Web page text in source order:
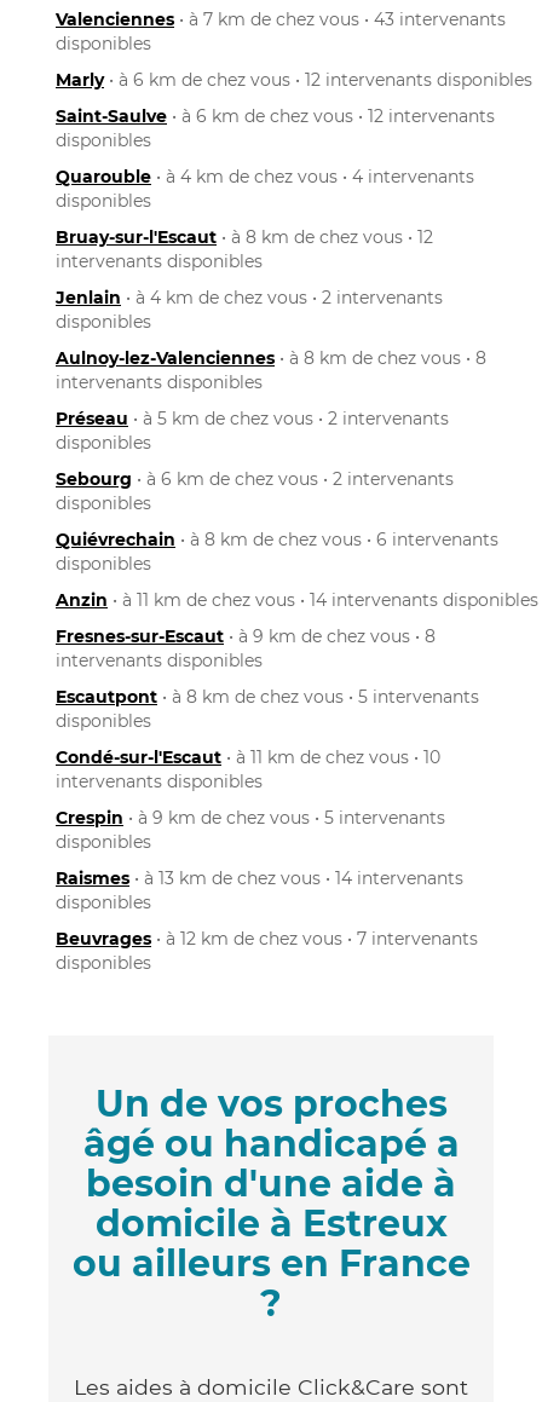
Valenciennes • à 7 km de chez vous • 43 intervenants
disponibles
Marly• à 6 km de chez vous • 12 intervenants disponibles
Saint-Saulve • à 6 km de chez vous • 12 intervenants
disponibles
Quarouble • à 4 km de chez vous • 4 intervenants
disponibles
Bruay-sur-l'Escaut • à 8 km de chez vous • 12
intervenants disponibles
Jenlain • à 4 km de chez vous • 2 intervenants
disponibles
Aulnoy-lez-Valenciennes • à 8 km de chez vous • 8
intervenants disponibles
Préseau • à 5 km de chez vous • 2 intervenants
disponibles
Sebourg • à 6 km de chez vous • 2 intervenants
disponibles
Quiévrechain • à 8 km de chez vous • 6 intervenants
disponibles
Anzin • à 11 km de chez vous • 14 intervenants disponibles
Fresnes-sur-Escaut • à 9 km de chez vous • 8
intervenants disponibles
Escautpont • à 8 km de chez vous • 5 intervenants
disponibles
Condé-sur-l'Escaut • à 11 km de chez vous • 10
intervenants disponibles
Crespin • à 9 km de chez vous • 5 intervenants
disponibles
Raismes • à 13 km de chez vous • 14 intervenants
disponibles
Beuvrages • à 12 km de chez vous • 7 intervenants
disponibles
Un de vos proches
âgé ou handicapé a
besoin d'une aide à
domicile à Estreux
ou ailleurs en France
?
Les aides à domicile Click&Care sont